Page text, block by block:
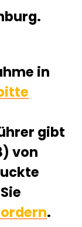
in
gibt
von
.